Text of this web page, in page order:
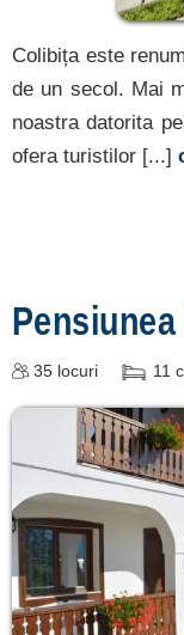
Colibița este
de un secol. Mai
noastra datorita
ofera turistilor [...]
Pensiunea
35 locuri 11